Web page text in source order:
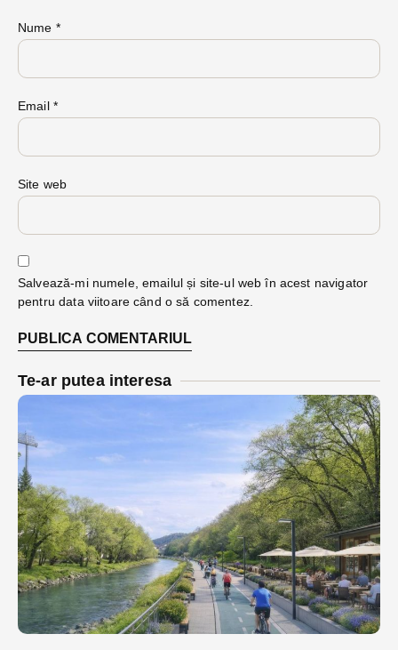
Nume *
Email *
Site web
Salvează-mi numele, emailul și site-ul web în acest navigator
pentru data viitoare când o să comentez.
Te-ar putea interesa